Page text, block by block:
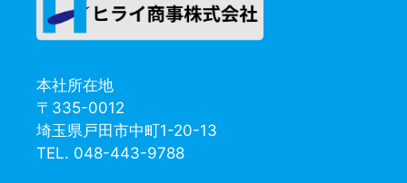
本社所在地
〒335-0012
埼玉県戸田市中町1-20-13
TEL. 048-443-9788